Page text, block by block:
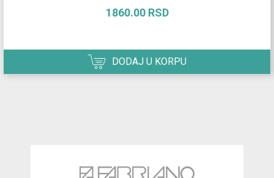
1860.00 RSD
DODAJ U KORPU